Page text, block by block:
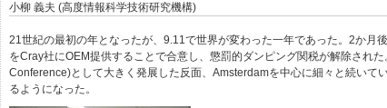
小柳 義夫 (高度情報科学技術研究機構)
21世紀の最初の年となったが、9.11で世界が変わった一年であった。2か月
をCray社にOEM提供することで合意し、懲罰的ダンピング関税が解除さ
Conference)として大きく発展した反面、Amsterdamを中心に細々と続い
るようになった。